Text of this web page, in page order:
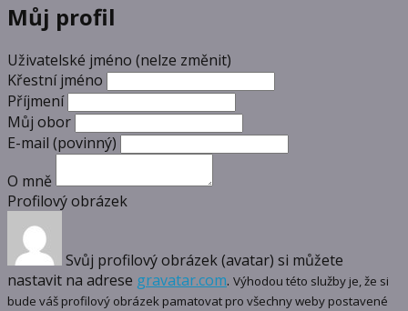
Můj profil
Uživatelské jméno (nelze změnit)
Křestní jméno
Příjmení
Můj obor
E-mail (povinný)
O mně
Profilový obrázek
Svůj profilový obrázek (avatar) si můžete
nastavit na adrese gravatar.com. Výhodou této služby je, že si
bude váš profilový obrázek pamatovat pro všechny weby postavené